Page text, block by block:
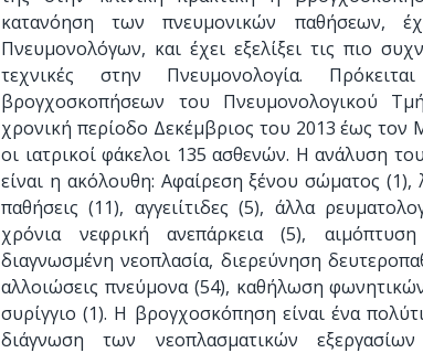
κατανόηση των πνευμονικών παθήσεων,
Πνευμονολόγων, και έχει εξελίξει τις πιο
τεχνικές στην Πνευμονολογία.
βρογχοσκοπήσεων του Πνευμονολογικού
χρονική περίοδο Δεκέμβριος του 2013 έως τον
οι ιατρικοί φάκελοι 135 ασθενών. H ανάλυση
είναι η ακόλουθη: Αφαίρεση ξένου σώματος (1),
παθήσεις (11), αγγειίτιδες (5), άλλα
χρόνια νεφρική ανεπάρκεια (5),
διαγνωσμένη νεοπλασία, διερεύνηση
αλλοιώσεις πνεύμονα (54), καθήλωση
συρίγγιο (1). Η βρογχοσκόπηση είναι ένα
διάγνωση των νεοπλασματικών